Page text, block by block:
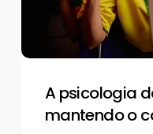
controle
pressão
A psicologia
mantendo o